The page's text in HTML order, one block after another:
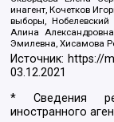
инагент, Кочетков
выборы,
Алина
Эмилевна, Хисамова
Источник: https://
03.12.2021
* Сведения
иностранного